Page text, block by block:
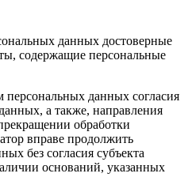
данных достоверные
содержащие персональные
персональных данных согласия
а также, направления
обработки
вправе продолжить
без согласия субъекта
оснований, указанных